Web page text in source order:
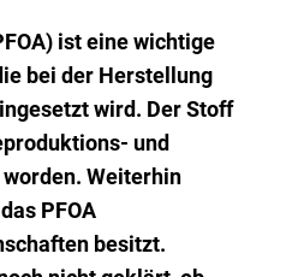
ist eine wichtige
bei der Herstellung
wird. Der Stoff
und
Weiterhin
PFOA
besitzt.